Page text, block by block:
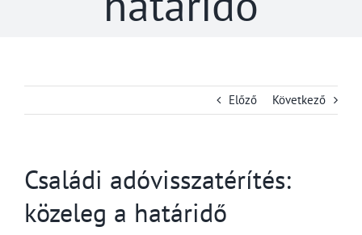
Előző Következő
Családi adóvisszatérítés:
közeleg a határidő